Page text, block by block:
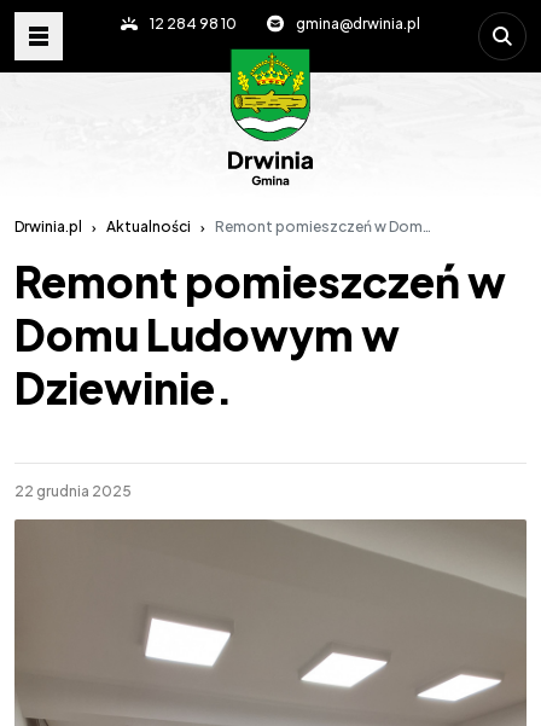
12 284 98 10 gmina@drwinia.pl Wpisz
Drwinia.pl Aktualności Remont pomieszczeń w Domu Ludowym w Dziewinie.
Remont pomieszczeń w
Domu Ludowym w
Dziewinie.
22 grudnia 2025